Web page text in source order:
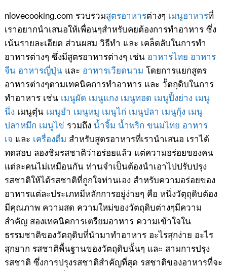
nlovecooking.com รวบรวมสูตรอาหารต่างๆ เมนูอาหารที่
เราอยากนำเสนอให้เพื่อนๆสำหรับคยต้องการทำอาหาร ซึ่ง
เน้นรายละเอียด ส่วนผสม วิธีทำ และ เคล็ดลับในการทำ
อาหารต่างๆ ซึ่งมีสูตรอาหารต่างๆ เช่น อาหารไทย อาหาร
จีน อาหารญี่ปุ่นและ อาหารเวียดนาม โดยการแยกสูตร
อาหารต่างๆตามเทคนิคการทำอาหาร และ วััตถุดิบในการ
ทำอาหาร เช่น เมนูผัด เมนูแกง เมนูทอด เมนูปิ้งย่าง เมนู
นึ่ง เมนูตุ๋น เมนูยำ เมนูหมู เมนูไก่ เมนูปลา เมนูกุ้ง เมนู
ปลาหมึก เมนูไข่ รวมถึง น้ำจิ้ม น้ำพริก ขนมไทย อาหาร
เจ และ เครื่องดื่ม สำหรับสูตรอาหารที่เรานำเสนอ เราได้
ทดสอบ ลองชิมรสชาติว่าอร่อยแล้ว แต่ความอร่อยของคน
แต่ละคนไม่เหมือนกัน ท่านจำเป็นต้องนำเอาไปปรับปรุง
รสชาติให้ได้รสชาติที่ถูกใจท่านเอง สำหรับความอร่อยของ
อาหารแต่ละประเภทมีหลักการอยู่ง่ายๆ คือ หนึ่งวัตุถุดิบต้อง
มีคุณภาพ ความสด ความใหม่ของวัตถุดิบต่างๆมีความ
สำคัญ สองเทคนิคการเตรียมอาหาร ความเข้าใจใน
ธรรมชาติของวัตถุดิบที่นำมาทำอาหาร อะไรสุกง่าย อะไร
สุกยาก รสชาติพื้นฐานของวัตถุดิบนั้นๆ และ สามการปรุง
รสชาติ ซึ่งการปรุงรสชาติสำคัญที่สุด รสชาติของอาหารที่จะ